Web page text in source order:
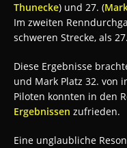
Thunecke) und 27. (
Im zweiten
schweren Strecke, als
Diese Ergebnisse
und Mark Platz 32. von
Piloten konnten in den
Ergebnissen zufrieden.
Eine unglaubliche